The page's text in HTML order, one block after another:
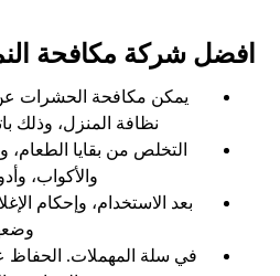
افضل شركة مكافحة
يمكن مكافحة الحشرات
نظافة المنزل، وذلك
التخلص من بقايا
والأكواب،
بعد الاستخدام، وإحكام
في سلة المهملات. الحفاظ